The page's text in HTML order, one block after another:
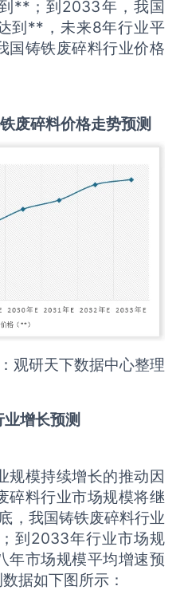
**；到2033年，我国
到**，未来8年行业平
国铸铁废碎料行业价格
废碎料价格走势预测
观研天下数据中心整理
业增长预测
规模持续增长的推动因
碎料行业市场规模将继
，我国铸铁废碎料行业
到2033年行业市场规
年市场规模平均增速预
据如下图所示：